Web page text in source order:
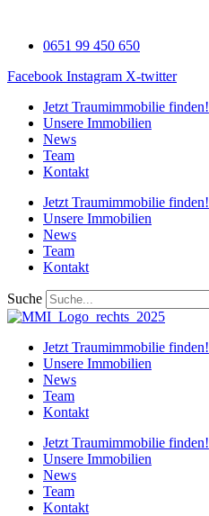
wechseln0651 99 450 650
Facebook Instagram X-twitter
Jetzt Traumimmobilie finden!​
Unsere Immobilien
News
Team
Kontakt
Jetzt Traumimmobilie finden!​
Unsere Immobilien
News
Team
Kontakt
Suche
Jetzt Traumimmobilie finden!​
Unsere Immobilien
News
Team
Kontakt
Jetzt Traumimmobilie finden!​
Unsere Immobilien
News
Team
Kontakt